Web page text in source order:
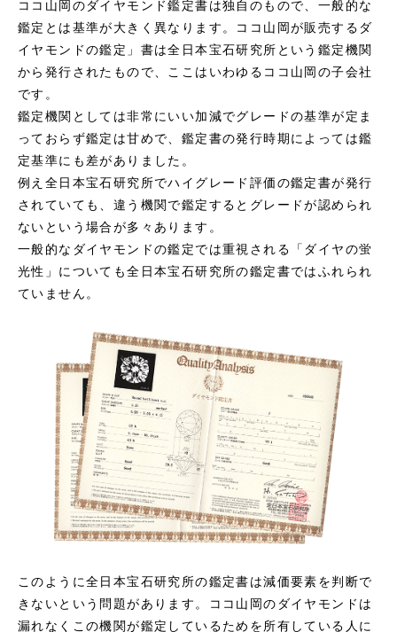
ココ山岡のダイヤモンド鑑定書は独自のもので、一般的な
鑑定とは基準が大きく異なります。ココ山岡が販売するダ
イヤモンドの鑑定」書は全日本宝石研究所という鑑定機関
から発行されたもので、ここはいわゆるココ山岡の子会社
です。
鑑定機関としては非常にいい加減でグレードの基準が定ま
っておらず鑑定は甘めで、鑑定書の発行時期によっては鑑
定基準にも差がありました。
例え全日本宝石研究所でハイグレード評価の鑑定書が発行
されていても、違う機関で鑑定するとグレードが認められ
ないという場合が多々あります。
一般的なダイヤモンドの鑑定では重視される「ダイヤの蛍
光性」についても全日本宝石研究所の鑑定書ではふれられ
ていません。
このように全日本宝石研究所の鑑定書は減価要素を判断で
きないという問題があります。ココ山岡のダイヤモンドは
漏れなくこの機関が鑑定しているためを所有している人に